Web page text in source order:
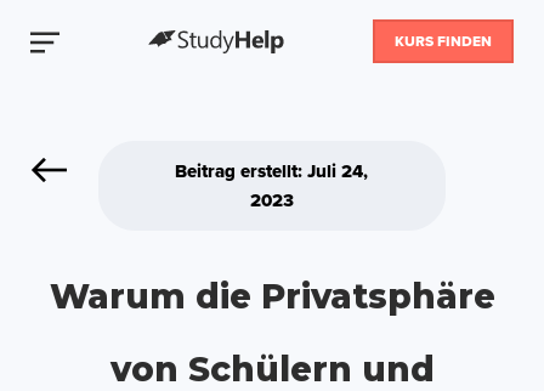
KURS FINDEN
Beitrag erstellt: Juli 24,
2023
Warum die Privatsphäre
von Schülern und